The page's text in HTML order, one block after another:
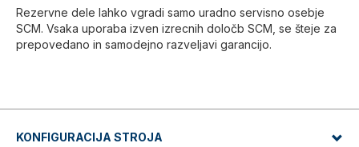
Rezervne dele lahko vgradi samo uradno servisno osebje
SCM. Vsaka uporaba izven izrecnih določb SCM, se šteje za
prepovedano in samodejno razveljavi garancijo.
KONFIGURACIJA STROJA